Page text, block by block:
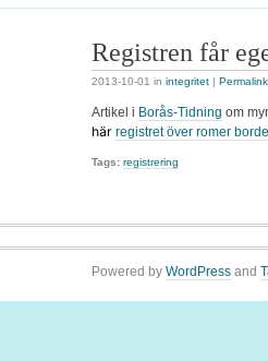
Registren får
2013-10-01 in integritet | Permalink
Artikel i Borås-Tidning om
här registret över romer
Tags: registrering
Powered by WordPress and